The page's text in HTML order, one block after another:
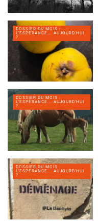
DOSSIER DU MOIS :
L'ESPÉRANCE... AUJOURD'HUI
?
DOSSIER DU MOIS :
L'ESPÉRANCE... AUJOURD'HUI
?
DOSSIER DU MOIS :
L'ESPÉRANCE... AUJOURD'HUI
?